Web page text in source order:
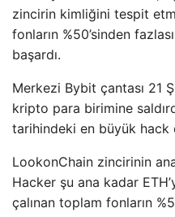
zincirin kimliğini tespit
fonların %50’sinden
başardı.
Merkezi Bybit çantası 21
kripto para birimine
tarihindeki en büyük
LookonChain zincirinin
Hacker şu ana kadar
çalınan toplam fonların